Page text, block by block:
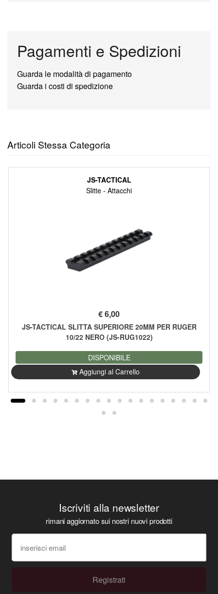
Pagamenti e Spedizioni
Guarda le modalità di pagamento
Guarda i costi di spedizione
Articoli Stessa Categoria
JS-TACTICAL
Slitte - Attacchi
€6,00
JS-TACTICAL SLITTA SUPERIORE 20MM PER RUGER
10/22 NERO (JS-RUG1022)
DISPONIBILE
Aggiungi al Carrello
Iscriviti alla newsletter
rimani aggiornato sui nostri nuovi prodotti
Registrati